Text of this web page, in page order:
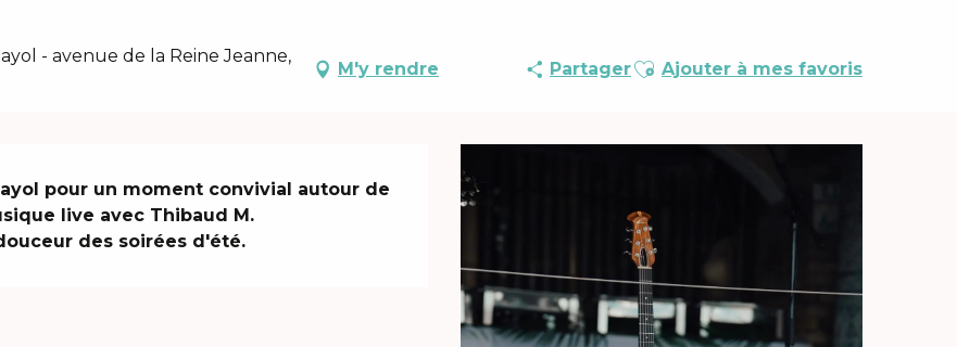
- avenue de la Reine Jeanne,
M'y rendre PartagerAjouter aux favoris
Ajouter à mes favoris
pour un moment convivial autour de
live avec Thibaud M.
des soirées d'été.